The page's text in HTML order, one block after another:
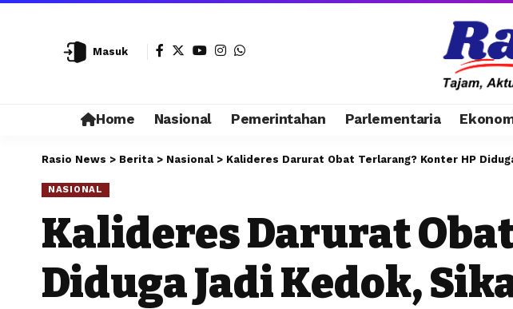
Masuk
Home Nasional Pemerintahan Parlementaria
Rasio News > Berita > Nasional> Kalideres Darurat Obat Terlarang? Konter HP
NASIONAL
Kalideres Darurat
Diduga Jadi Kedok,